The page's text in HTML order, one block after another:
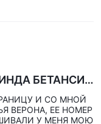
БЕТАНСИО
И СО МНОЙ
ВЕРОНА, ЕЕ НОМЕР
У МЕНЯ МОЮ